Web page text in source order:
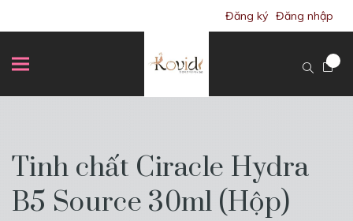
Đăng ký Đăng nhập
Tinh chất Ciracle Hydra
B5 Source 30ml (Hộp)